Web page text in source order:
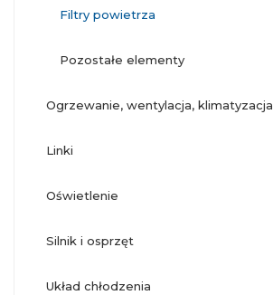
filtry powietrza
pozostałe elementy
ogrzewanie, wentylacja, klimatyzacja
linki
oświetlenie
silnik i osprzęt
układ chłodzenia